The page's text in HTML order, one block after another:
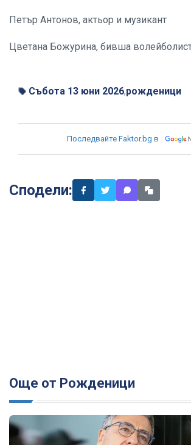
Петър Антонов, актьор и музикант
Цветана Божурина, бивша
Събота 13 юни 2026,рожденици
Последвайте Faktor.bg в
Сподели:
Още от Рожденици